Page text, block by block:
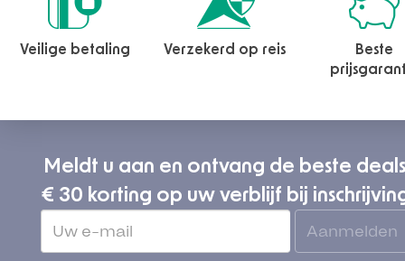
Veilige betaling Verzekerd op reis
Beste
Meldt u aan en ontvang de beste deals
€ 30 korting op uw verblijf bij
Aanmelden